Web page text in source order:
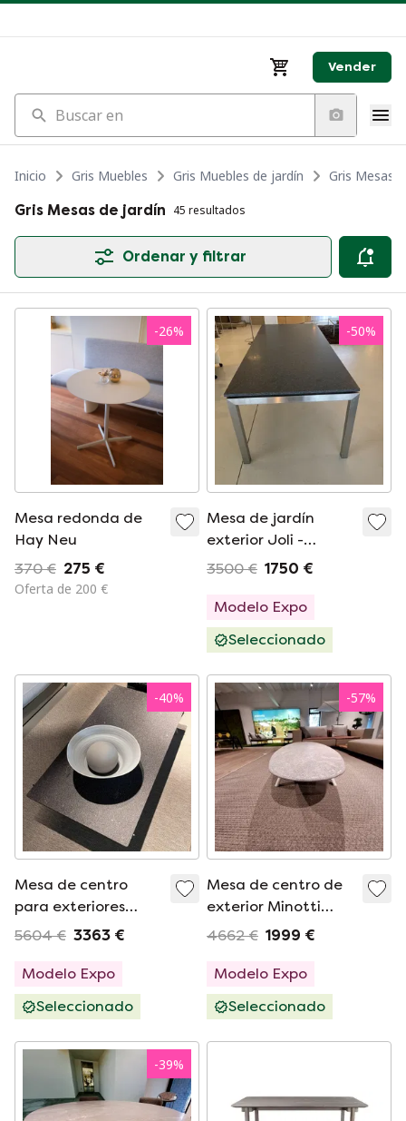
Vender
Buscar en
Inicio Gris Muebles Gris Muebles de jardín
Gris Mesas
Gris Mesas de jardín 45 resultados
Ordenar y filtrar
-26%
Mesa redonda de
Hay Neu
370 € 275 €
Oferta de 200 €
-50%
Mesa de jardín
exterior Joli -
250x100
3500 € 1750 €
Modelo Expo
Seleccionado
-40%
Mesa de centro
para exteriores
Flexform Any Day
5604 € 3363 €
Modelo Expo
Seleccionado
-57%
Mesa de centro de
exterior Minotti
Sullivan - 205x70
4662 € 1999 €
Modelo Expo
Seleccionado
-39%